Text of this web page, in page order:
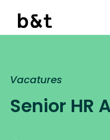
Senior HR
Vacatures